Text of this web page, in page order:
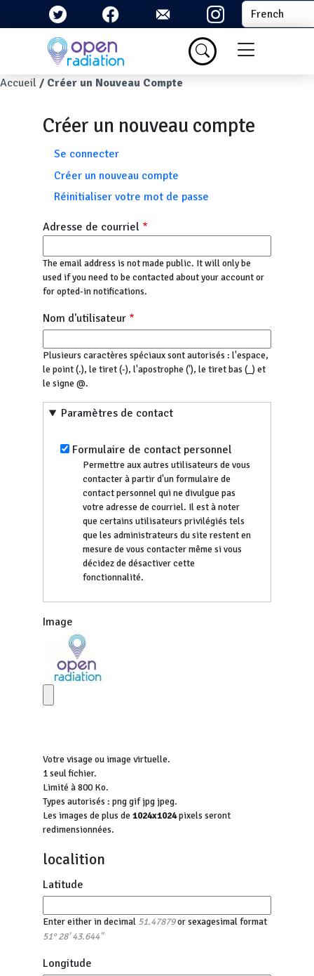
Aller au contenu principal Select your
Menu du
Fil d'Ariane
Accueil Créer un Nouveau Compte
Créer un nouveau compte
Onglets principaux
Se connecter
Créer un nouveau compte
Réinitialiser votre mot de passe
Adresse de courriel
The email address is not made public. It will only be
used if you need to be contacted about your account or
for opted-in notifications.
Nom d'utilisateur
Plusieurs caractères spéciaux sont autorisés : l'espace,
le point (.), le tiret (-), l'apostrophe ('), le tiret bas (_) et
le signe @.
Paramètres de contact
Formulaire de contact personnel
Permettre aux autres utilisateurs de vous
contacter à partir d'un formulaire de
contact personnel qui ne divulgue pas
votre adresse de courriel. Il est à noter
que certains utilisateurs privilégiés tels
que les administrateurs du site restent en
mesure de vous contacter même si vous
décidez de désactiver cette
fonctionnalité.
Image
Votre visage ou image virtuelle.
1 seul fichier.
Limité à 800 Ko.
Types autorisés : png gif jpg jpeg.
Les images de plus de 1024x1024pixels seront
redimensionnées.
localition
Latitude
Enter either in decimal 51.47879or sexagesimal format
51° 28' 43.644"
Longitude